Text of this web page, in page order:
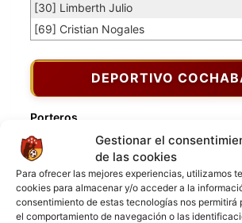
Gestionar el
de las cookies
Para ofrecer las mejores experiencias, utilizamos
cookies para almacenar y/o acceder a la
consentimiento de estas tecnologías nos permitirá
el comportamiento de navegación o las
[30] Limberth Julio
[69] Cristian Nogales
DEPORTIVO
Jugador
Puntuación
[1] Diogo Salazar 0.06
Porteros
Jugadores de campo